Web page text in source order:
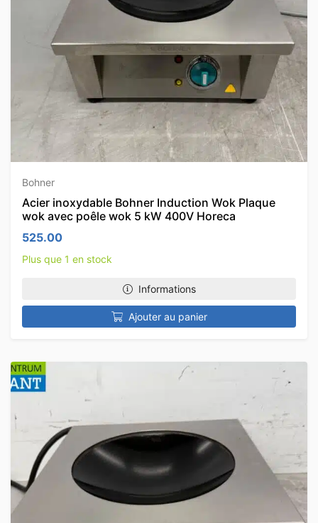
Bohner
Acier inoxydable Bohner Induction Wok Plaque
wok avec poêle wok 5 kW 400V Horeca
525.00
Plus que 1 en stock
Informations
Ajouter au panier